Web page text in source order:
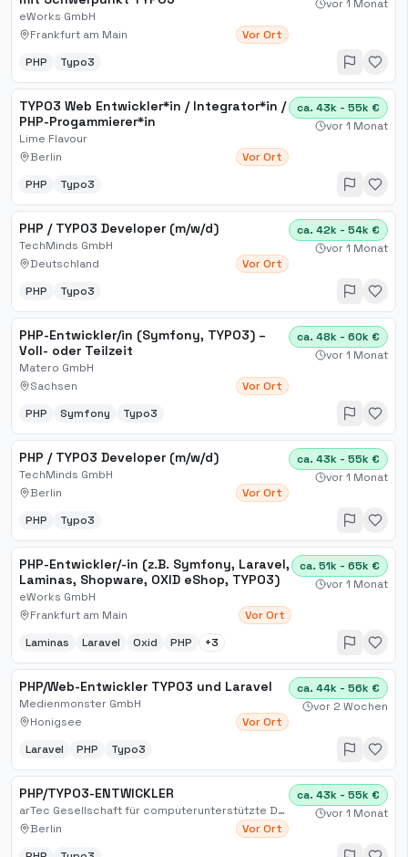
eWorks GmbH
Frankfurt am Main
Vor Ort
vor 1 Monat
PHP Typo3
TYPO3 Web Entwickler*in / Integrator*in /
PHP-Progammierer*in
Lime Flavour
Berlin
Vor Ort
ca. 43k - 55k €
vor 1 Monat
PHP Typo3
PHP / TYPO3 Developer (m/w/d)
TechMinds GmbH
Deutschland
Vor Ort
ca. 42k - 54k €
vor 1 Monat
PHP Typo3
PHP-Entwickler/in (Symfony, TYPO3) –
Voll- oder Teilzeit
Matero GmbH
Sachsen
Vor Ort
ca. 48k - 60k €
vor 1 Monat
PHP Symfony Typo3
PHP / TYPO3 Developer (m/w/d)
TechMinds GmbH
Berlin
Vor Ort
ca. 43k - 55k €
vor 1 Monat
PHP Typo3
PHP-Entwickler/-in (z.B. Symfony, Laravel,
Laminas, Shopware, OXID eShop, TYPO3)
eWorks GmbH
Frankfurt am Main
Vor Ort
ca. 51k - 65k €
vor 1 Monat
Laminas Laravel Oxid PHP +3
PHP/Web-Entwickler TYPO3 und Laravel
Medienmonster GmbH
Honigsee
Vor Ort
ca. 44k - 56k €
vor 2 Wochen
Laravel PHP Typo3
PHP/TYPO3-ENTWICKLER
arTec Gesellschaft für computerunterstützte Darstellungstechnik mbH
Berlin
Vor Ort
ca. 43k - 55k €
vor 1 Monat